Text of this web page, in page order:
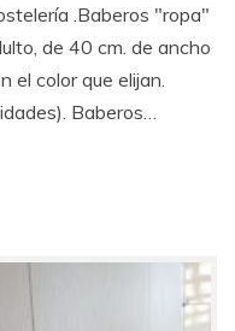
.Baberos "ropa"
de 40 cm. de ancho
el color que elijan.
Baberos…